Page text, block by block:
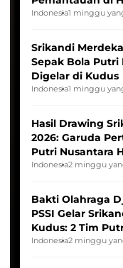
League
Indonesia1 minggu
Srikandi
Sepak Bola
Digelar di Kudus
Indonesia1 minggu
Hasil Drawing
2026: Garuda
Putri Nusantara
Indonesia2 minggu
Bakti Olahraga
PSSI Gelar
Kudus: 2 Tim
Tim Asia
Indonesia2 minggu